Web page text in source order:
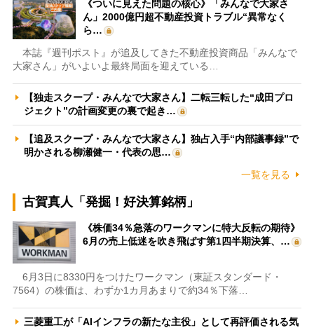
《ついに見えた問題の核心》「みんなで大家さ
ん」2000億円超不動産投資トラブル“異常なく
ら…
本誌『週刊ポスト』が追及してきた不動産投資商品「みんなで
大家さん」がいよいよ最終局面を迎えている…
【独走スクープ・みんなで大家さん】二転三転した“成田プロ
ジェクト”の計画変更の裏で起き…
【追及スクープ・みんなで大家さん】独占入手“内部議事録”で
明かされる柳瀬健一・代表の思…
一覧を見る
古賀真人「発掘！好決算銘柄」
《株価34％急落のワークマンに特大反転の期待》
6月の売上低迷を吹き飛ばす第1四半期決算、…
6月3日に8330円をつけたワークマン（東証スタンダード・
7564）の株価は、わずか1カ月あまりで約34％下落…
三菱重工が「AIインフラの新たな主役」として再評価される気